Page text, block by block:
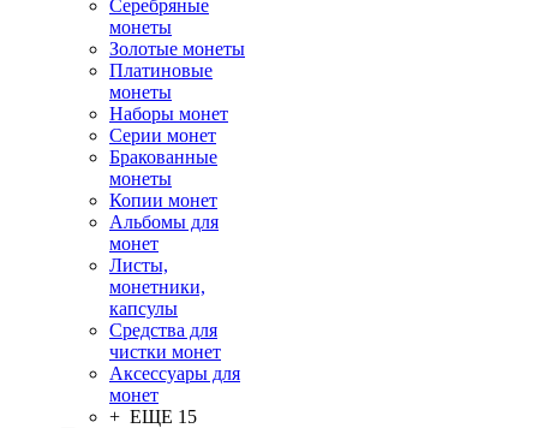
Серебряные
монеты
Золотые монеты
Платиновые
монеты
Наборы монет
Серии монет
Бракованные
монеты
Копии монет
Альбомы для
монет
Листы,
монетники,
капсулы
Средства для
чистки монет
Аксессуары для
монет
+ ЕЩЕ 15